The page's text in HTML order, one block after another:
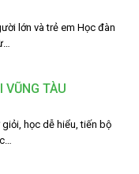
lớn và trẻ em Học đàn
VŨNG TÀU
học dễ hiểu, tiến bộ